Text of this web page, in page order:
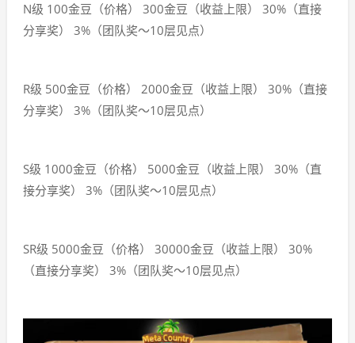
N级 100金豆（价格） 300金豆（收益上限） 30%（直接
分享奖） 3%（团队奖～10层见点）
R级 500金豆（价格） 2000金豆（收益上限） 30%（直接
分享奖） 3%（团队奖～10层见点）
S级 1000金豆（价格） 5000金豆（收益上限） 30%（直
接分享奖） 3%（团队奖～10层见点）
SR级 5000金豆（价格） 30000金豆（收益上限） 30%
（直接分享奖） 3%（团队奖～10层见点）